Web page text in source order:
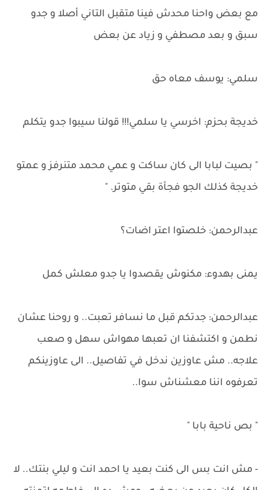
مع بعض واحنا محدش فينا متقبل التاني أصلا و جدو
سبق و بعد مصطفي و زياد عن بعض
سلمي: يوسف معاه حق
خديجة بحزم: اخرسي يا سلمي!!! قولنا سيبوا جدو يتكلم
" بصيت لبابا الى كان ساكت و عمي محمد متنرفز و عمتو
خديجة كذلك الجو فجأة بقي متوتر. "
عبدالرحمن: خلصتوا اعتر اضات؟
يمنى بهدوء: مكنوش يقصدوا يا جدو معلش كمل
عبدالرحمن: جدتكم قبل ما نسافر تعبت.. و روحنا عشان
نطمن و اكتشفنا ان تعبها مهواش سهل و صعب
علاجه.. مش عاوزين ندخل في تفاصيل.. الى عاوزينكم
تعرفوه اننا معشناش سوا..
" بص ناحية بابا "
- مش انت بس الى كنت بعيد يا احمد انت و ليلي بنتك.. لا